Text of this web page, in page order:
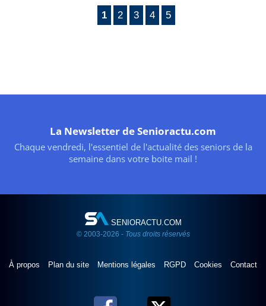
1 2 3 4 5
La Newsletter de Senioractu.com
Chaque vendredi, l'essentiel de l'actualité des seniors de la
semaine dans votre boite mail !
SENIORACTU.COM
© 2003-2026 - Tous droits réservés
À propos Plan du site Mentions légales RGPD Cookies Contact